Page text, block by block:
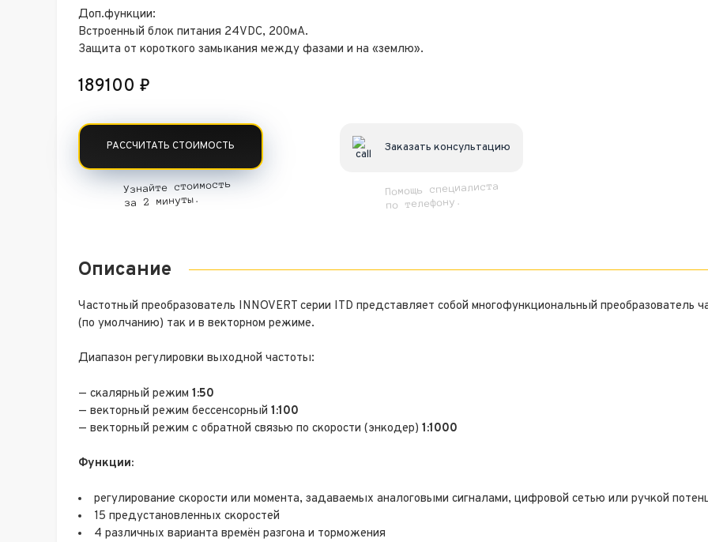
Доп.функции:
Встроенный блок питания 24VDC, 200мА.
Защита от короткого замыкания между фазами и на «землю».
189100 ₽
РАССЧИТАТЬ СТОИМОСТЬ
Узнайте стоимость
за 2 минуты.
Заказать консультацию
Помощь специалиста
по телефону.
Описание
Частотный преобразователь INNOVERT серии ITD представляет собой многофункциональный преобразователь
(по умолчанию) так и в векторном режиме.
Диапазон регулировки выходной частоты:
— скалярный режим 1:50
— векторный режим бессенсорный 1:100
— векторный режим с обратной связью по скорости (энкодер) 1:1000
Функции:
регулирование скорости или момента, задаваемых аналоговыми сигналами, цифровой сетью или ручкой
15 предустановленных скоростей
4 различных варианта времён разгона и торможения